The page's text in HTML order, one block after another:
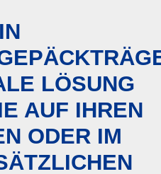
LÖSUNG
AUF IHREN
ODER IM